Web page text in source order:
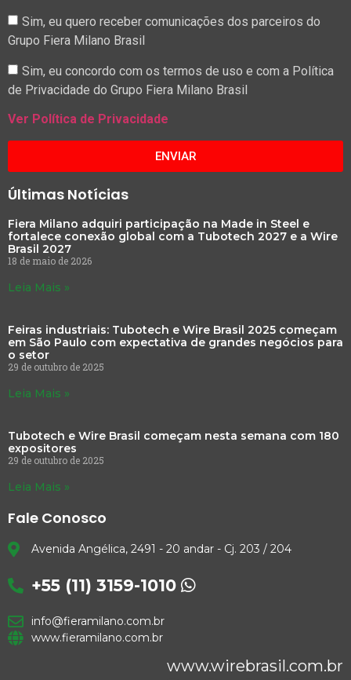
Sim, eu quero receber comunicações dos parceiros do
Grupo Fiera Milano Brasil
Sim, eu concordo com os termos de uso e com a Política
de Privacidade do Grupo Fiera Milano Brasil
Ver Política de Privacidade
ENVIAR
Últimas Notícias
Fiera Milano adquiri participação na Made in Steel e
fortalece conexão global com a Tubotech 2027 e a Wire
Brasil 2027
18 de maio de 2026
Leia Mais »
Feiras industriais: Tubotech e Wire Brasil 2025 começam
em São Paulo com expectativa de grandes negócios para
o setor
29 de outubro de 2025
Leia Mais »
Tubotech e Wire Brasil começam nesta semana com 180
expositores
29 de outubro de 2025
Leia Mais »
Fale Conosco
Avenida Angélica, 2491 - 20 andar - Cj. 203 / 204
+55 (11) 3159-1010
info@fieramilano.com.br
www.fieramilano.com.br
www.wirebrasil.com.br